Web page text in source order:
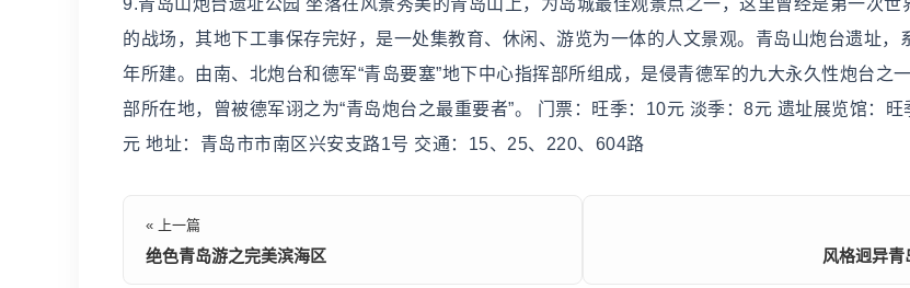
9.青岛山炮台遗址公园 坐落在风景秀美的青岛山上，为岛城最佳观景点之一，这里曾经是第一次世
的战场，其地下工事保存完好，是一处集教育、休闲、游览为一体的人文景观。青岛山炮台遗址，
年所建。由南、北炮台和德军“青岛要塞”地下中心指挥部所组成，是侵青德军的九大永久性炮台之
部所在地，曾被德军诩之为“青岛炮台之最重要者”。 门票：旺季：10元 淡季：8元 遗址展览馆：
元 地址：青岛市市南区兴安支路1号 交通：15、25、220、604路
« 上一篇
绝色青岛游之完美滨海区 风格迥异青